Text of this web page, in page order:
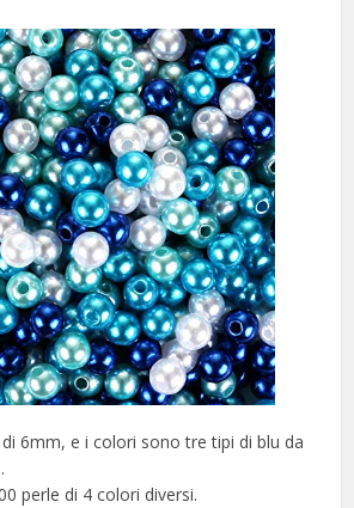
6mm, e i colori sono tre tipi di blu da
perle di 4 colori diversi.